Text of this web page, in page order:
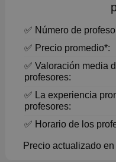
✅ Número de
✅ Precio promedio*:
✅ Valoración media
profesores:
✅ La experiencia
profesores:
✅ Horario de los
Precio actualizado